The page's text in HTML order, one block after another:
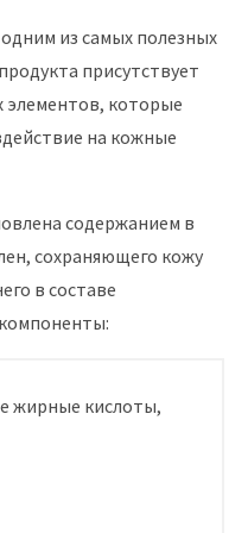
из самых полезных
присутствует
элементов, которые
на кожные
содержанием в
сохраняющего кожу
в составе
жирные кислоты,